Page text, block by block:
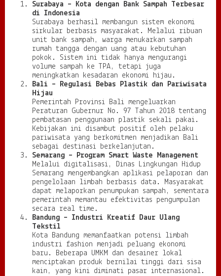
Surabaya – Kota dengan Bank Sampah Terbesar
di Indonesia
Surabaya berhasil membangun sistem ekonomi
sirkular berbasis masyarakat. Melalui ribuan
unit bank sampah, warga menukarkan sampah
rumah tangga dengan uang atau kebutuhan
pokok. Sistem ini tidak hanya mengurangi
volume sampah ke TPA, tetapi juga
meningkatkan kesadaran ekonomi hijau.
Bali – Regulasi Bebas Plastik dan Pariwisata
Hijau
Pemerintah Provinsi Bali mengeluarkan
Peraturan Gubernur No. 97 Tahun 2018 tentang
pembatasan penggunaan plastik sekali pakai.
Kebijakan ini disambut positif oleh pelaku
pariwisata yang berkomitmen menjadikan Bali
sebagai destinasi berkelanjutan.
Semarang – Program Smart Waste Management
Melalui digitalisasi, Dinas Lingkungan Hidup
Semarang mengembangkan aplikasi pelaporan dan
pengelolaan limbah berbasis data. Masyarakat
dapat melaporkan penumpukan sampah, sementara
pemerintah memantau efektivitas pengumpulan
secara real time.
Bandung – Industri Kreatif Daur Ulang
Tekstil
Kota Bandung memanfaatkan potensi limbah
industri fashion menjadi peluang ekonomi
baru. Beberapa UMKM dan desainer lokal
menciptakan produk bernilai tinggi dari sisa
kain, yang kini diminati pasar internasional.